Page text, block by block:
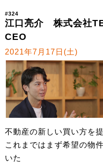
#324
江口亮介 株式会社
CEO
2021年7月17日(土)
不動産の新しい買い方を
これまではまず希望の物
いた